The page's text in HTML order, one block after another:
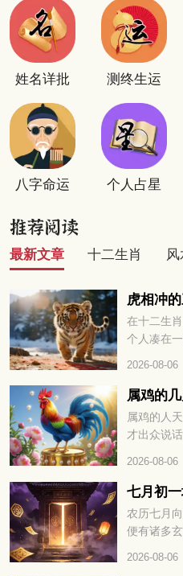
姓名详批 测终生运
八字命运 个人占星
最新文章 十二生肖
虎相冲
在十二生
个人凑在
哪些？接
2026-08-06
属鸡的人
才出众说
不过骨子
在传统说
与整体运
年当中哪
细讲讲。
2026-08-06
农历七月
便有诸多
2026-08-06